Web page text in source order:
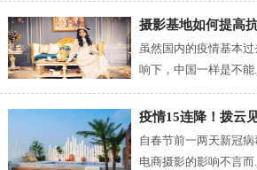
摄影基地如何提高
虽然国内的疫情基本
响下，中国一样是不能
疫情15连降！拨云
自春节前一两天新冠
电商摄影的影响不言而